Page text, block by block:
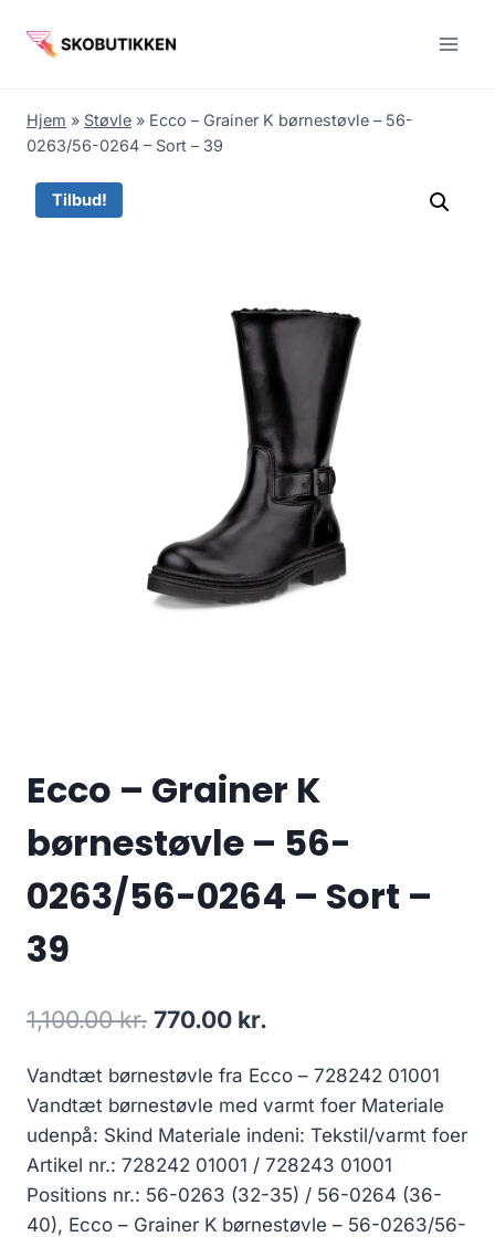
Hjem » Støvle » Ecco – Grainer K børnestøvle – 56-
0263/56-0264 – Sort – 39
Tilbud!
Ecco – Grainer K
børnestøvle – 56-
0263/56-0264 – Sort –
39
1,100.00kr. Den
pris
var:
1,100.00 kr..
770.00 kr.
pris
er:
770.00 kr..
Vandtæt børnestøvle fra Ecco – 728242 01001
Vandtæt børnestøvle med varmt foer Materiale
udenpå: Skind Materiale indeni: Tekstil/varmt foer
Artikel nr.: 728242 01001 / 728243 01001
Positions nr.: 56-0263 (32-35) / 56-0264 (36-
40), Ecco – Grainer K børnestøvle – 56-0263/56-